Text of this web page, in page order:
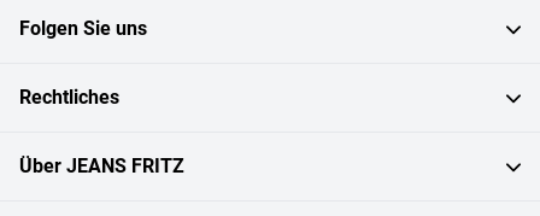
Folgen Sie uns
Rechtliches
Über JEANS FRITZ